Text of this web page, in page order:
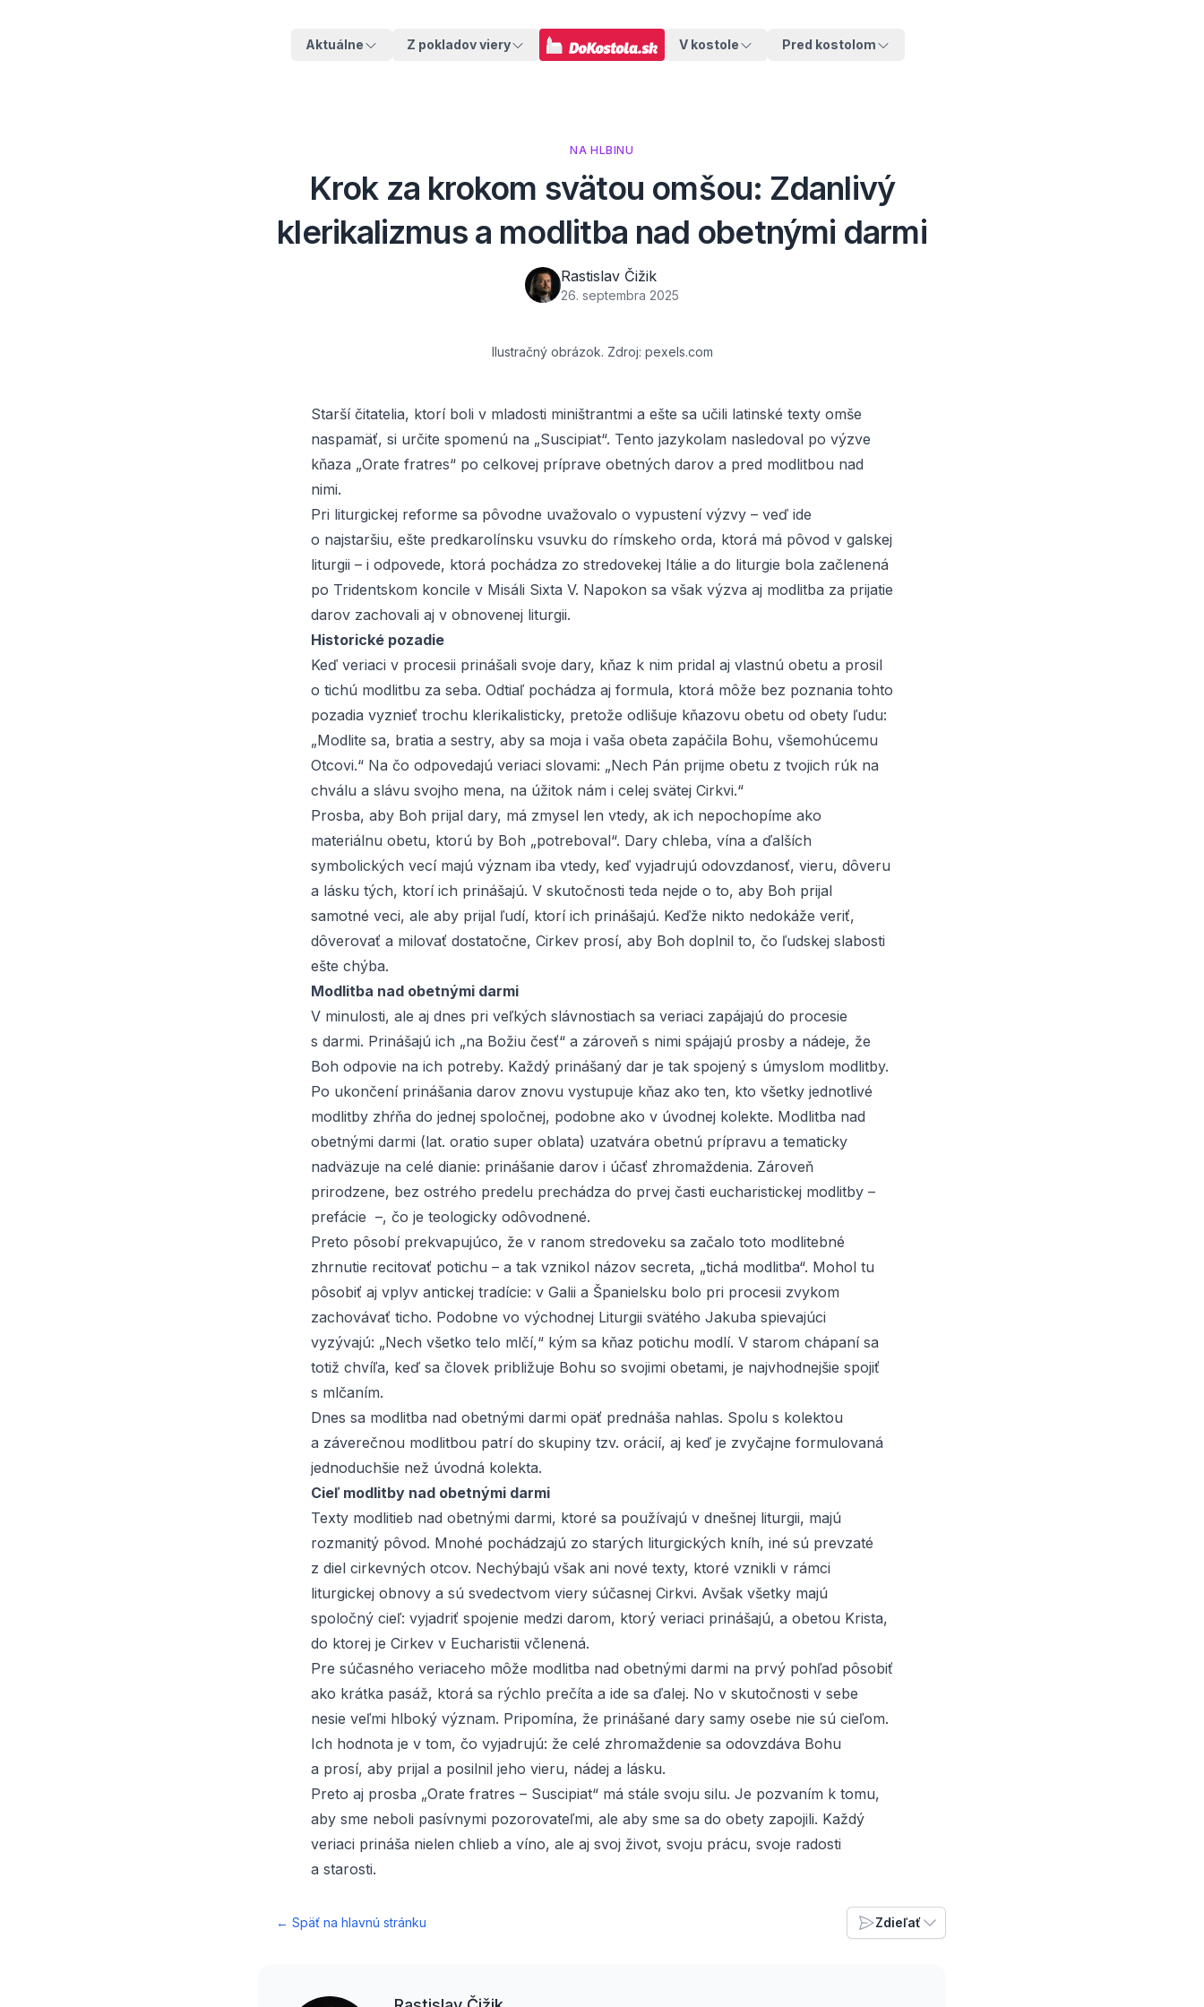
Aktuálne Z pokladov viery V kostole Pred kostolom
NA HLBINU
Krok za krokom svätou omšou: Zdanlivý
klerikalizmus a modlitba nad obetnými darmi
Rastislav Čižik
26. septembra 2025
Ilustračný obrázok. Zdroj: pexels.com
Starší čitatelia, ktorí boli v mladosti miništrantmi a ešte sa učili latinské texty omše
naspamäť, si určite spomenú na „Suscipiat“. Tento jazykolam nasledoval po výzve
kňaza „Orate fratres“ po celkovej príprave obetných darov a pred modlitbou nad
nimi.
Pri liturgickej reforme sa pôvodne uvažovalo o vypustení výzvy – veď ide
o najstaršiu, ešte predkarolínsku vsuvku do rímskeho orda, ktorá má pôvod v galskej
liturgii – i odpovede, ktorá pochádza zo stredovekej Itálie a do liturgie bola začlenená
po Tridentskom koncile v Misáli Sixta V. Napokon sa však výzva aj modlitba za prijatie
darov zachovali aj v obnovenej liturgii.
Historické pozadie
Keď veriaci v procesii prinášali svoje dary, kňaz k nim pridal aj vlastnú obetu a prosil
o tichú modlitbu za seba. Odtiaľ pochádza aj formula, ktorá môže bez poznania tohto
pozadia vyznieť trochu klerikalisticky, pretože odlišuje kňazovu obetu od obety ľudu:
„Modlite sa, bratia a sestry, aby sa moja i vaša obeta zapáčila Bohu, všemohúcemu
Otcovi.“ Na čo odpovedajú veriaci slovami: „Nech Pán prijme obetu z tvojich rúk na
chválu a slávu svojho mena, na úžitok nám i celej svätej Cirkvi.“
Prosba, aby Boh prijal dary, má zmysel len vtedy, ak ich nepochopíme ako
materiálnu obetu, ktorú by Boh „potreboval“. Dary chleba, vína a ďalších
symbolických vecí majú význam iba vtedy, keď vyjadrujú odovzdanosť, vieru, dôveru
a lásku tých, ktorí ich prinášajú. V skutočnosti teda nejde o to, aby Boh prijal
samotné veci, ale aby prijal ľudí, ktorí ich prinášajú. Keďže nikto nedokáže veriť,
dôverovať a milovať dostatočne, Cirkev prosí, aby Boh doplnil to, čo ľudskej slabosti
ešte chýba.
Modlitba nad obetnými darmi
V minulosti, ale aj dnes pri veľkých slávnostiach sa veriaci zapájajú do procesie
s darmi. Prinášajú ich „na Božiu česť“ a zároveň s nimi spájajú prosby a nádeje, že
Boh odpovie na ich potreby. Každý prinášaný dar je tak spojený s úmyslom modlitby.
Po ukončení prinášania darov znovu vystupuje kňaz ako ten, kto všetky jednotlivé
modlitby zhŕňa do jednej spoločnej, podobne ako v úvodnej kolekte. Modlitba nad
obetnými darmi (lat. oratio super oblata) uzatvára obetnú prípravu a tematicky
nadväzuje na celé dianie: prinášanie darov i účasť zhromaždenia. Zároveň
prirodzene, bez ostrého predelu prechádza do prvej časti eucharistickej modlitby –
prefácie –, čo je teologicky odôvodnené.
Preto pôsobí prekvapujúco, že v ranom stredoveku sa začalo toto modlitebné
zhrnutie recitovať potichu – a tak vznikol názov secreta, „tichá modlitba“. Mohol tu
pôsobiť aj vplyv antickej tradície: v Galii a Španielsku bolo pri procesii zvykom
zachovávať ticho. Podobne vo východnej Liturgii svätého Jakuba spievajúci
vyzývajú: „Nech všetko telo mlčí,“ kým sa kňaz potichu modlí. V starom chápaní sa
totiž chvíľa, keď sa človek približuje Bohu so svojimi obetami, je najvhodnejšie spojiť
s mlčaním.
Dnes sa modlitba nad obetnými darmi opäť prednáša nahlas. Spolu s kolektou
a záverečnou modlitbou patrí do skupiny tzv. orácií, aj keď je zvyčajne formulovaná
jednoduchšie než úvodná kolekta.
Cieľ modlitby nad obetnými darmi
Texty modlitieb nad obetnými darmi, ktoré sa používajú v dnešnej liturgii, majú
rozmanitý pôvod. Mnohé pochádzajú zo starých liturgických kníh, iné sú prevzaté
z diel cirkevných otcov. Nechýbajú však ani nové texty, ktoré vznikli v rámci
liturgickej obnovy a sú svedectvom viery súčasnej Cirkvi. Avšak všetky majú
spoločný cieľ: vyjadriť spojenie medzi darom, ktorý veriaci prinášajú, a obetou Krista,
do ktorej je Cirkev v Eucharistii včlenená.
Pre súčasného veriaceho môže modlitba nad obetnými darmi na prvý pohľad pôsobiť
ako krátka pasáž, ktorá sa rýchlo prečíta a ide sa ďalej. No v skutočnosti v sebe
nesie veľmi hlboký význam. Pripomína, že prinášané dary samy osebe nie sú cieľom.
Ich hodnota je v tom, čo vyjadrujú: že celé zhromaždenie sa odovzdáva Bohu
a prosí, aby prijal a posilnil jeho vieru, nádej a lásku.
Preto aj prosba „Orate fratres – Suscipiat“ má stále svoju silu. Je pozvaním k tomu,
aby sme neboli pasívnymi pozorovateľmi, ale aby sme sa do obety zapojili. Každý
veriaci prináša nielen chlieb a víno, ale aj svoj život, svoju prácu, svoje radosti
a starosti.
← Späť na hlavnú stránku Zdieľať